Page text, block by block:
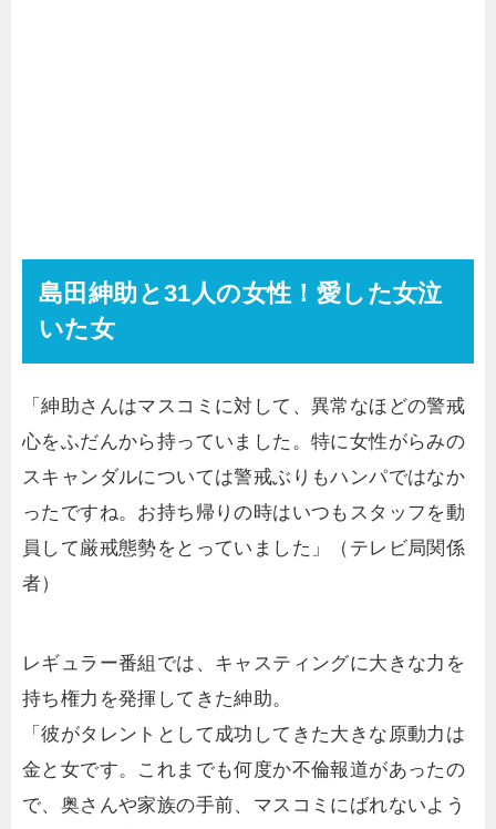
島田紳助と31人の女性！愛した女泣
いた女
「紳助さんはマスコミに対して、異常なほどの警戒
心をふだんから持っていました。特に女性がらみの
スキャンダルについては警戒ぶりもハンパではなか
ったですね。お持ち帰りの時はいつもスタッフを動
員して厳戒態勢をとっていました」（テレビ局関係
者）
レギュラー番組では、キャスティングに大きな力を
持ち権力を発揮してきた紳助。
「彼がタレントとして成功してきた大きな原動力は
金と女です。これまでも何度か不倫報道があったの
で、奥さんや家族の手前、マスコミにばれないよう